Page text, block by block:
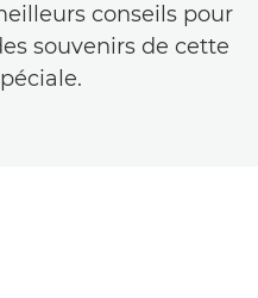
conseils pour
souvenirs de cette